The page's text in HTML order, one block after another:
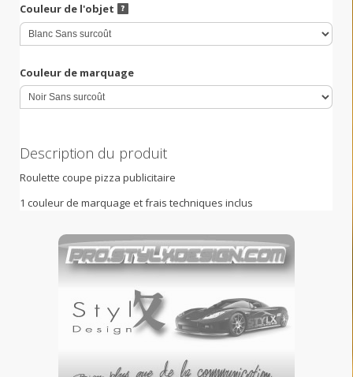
Couleur de l'objet
Couleur de marquage
Description du produit
Roulette coupe pizza publicitaire
1 couleur de marquage et frais techniques inclus